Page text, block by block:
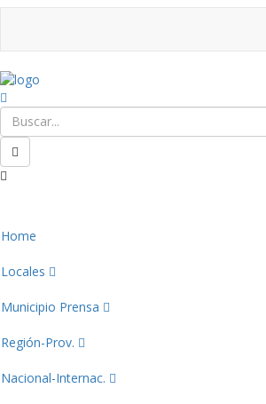
Home
Locales
Municipio Prensa
Región-Prov.
Nacional-Internac.